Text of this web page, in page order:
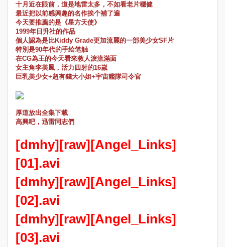
十月近在眼前，道是地雷太多，不如看老片穩健
最近把以前感興趣的名作挨个補了遍
今天要推薦的是《星方天使》
1999年日升社的作品
個人認為是比Kiddy Grade更加流麗的一部美少女SF片
特別是90年代的手绘笔触
在CG為王的今天看來教人淚流滿面
女主角李美鳳，活力四射的16嵗
巨乳美少女+超有錢大小姐+宇宙艦隊司令官
厚道放出全集下載
高興吧，迅雷同志們
[dmhy][raw][Angel_Links]
[01].avi
[dmhy][raw][Angel_Links]
[02].avi
[dmhy][raw][Angel_Links]
[03].avi